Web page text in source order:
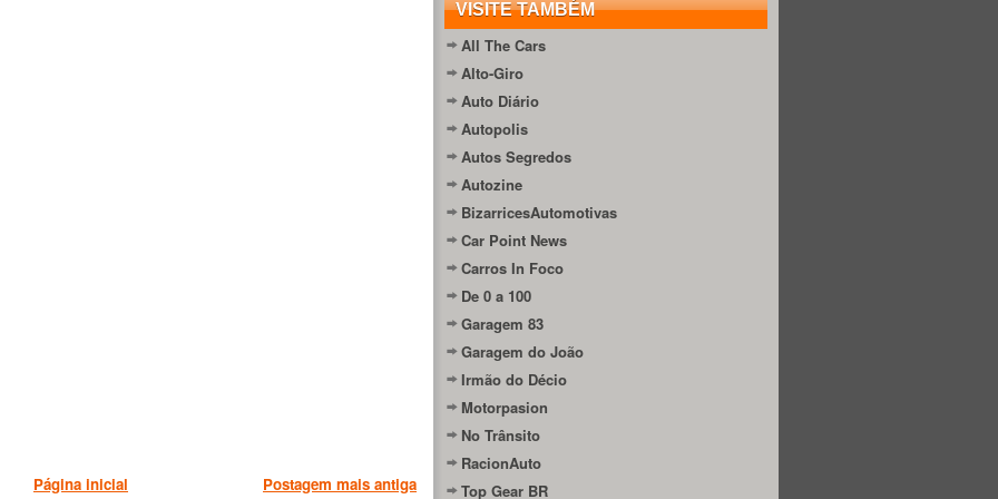
Postagem mais antiga
Página inicial
VISITE TAMBÉM
All The Cars
Alto-Giro
Auto Diário
Autopolis
Autos Segredos
Autozine
BizarricesAutomotivas
Car Point News
Carros In Foco
De 0 a 100
Garagem 83
Garagem do João
Irmão do Décio
Motorpasion
No Trânsito
RacionAuto
Top Gear BR